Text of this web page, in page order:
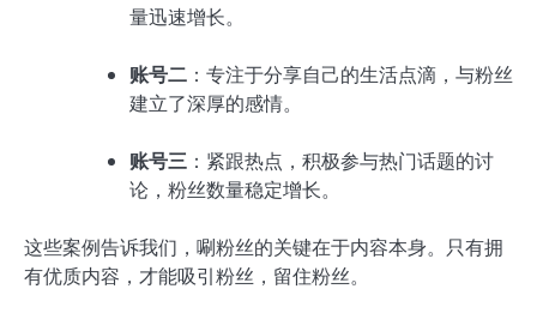
量迅速增长。
账号二 ：专注于分享自己的生活点滴，与粉丝
建立了深厚的感情。
账号三 ：紧跟热点，积极参与热门话题的讨
论，粉丝数量稳定增长。
这些案例告诉我们，唰粉丝的关键在于内容本身。只有拥
有优质内容，才能吸引粉丝，留住粉丝。